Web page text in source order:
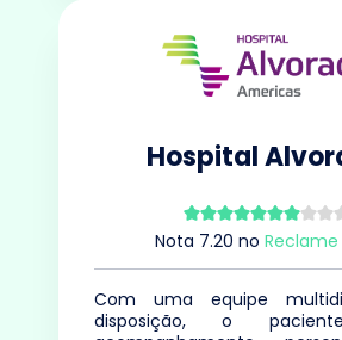
Hospital
Nota 7.20 no Reclame
Com uma equipe
disposição, o